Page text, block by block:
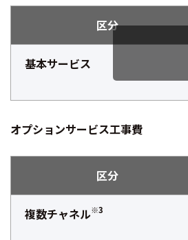
区分
基本サービス
オプションサービス工事費
区分
複数チャネル※3